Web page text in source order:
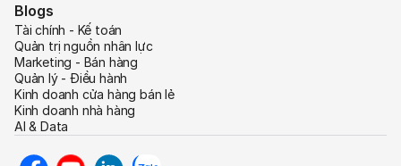
Blogs
Tài chính - Kế toán
Quản trị nguồn nhân lực
Marketing - Bán hàng
Quản lý - Điều hành
Kinh doanh cửa hàng bán lẻ
Kinh doanh nhà hàng
AI & Data